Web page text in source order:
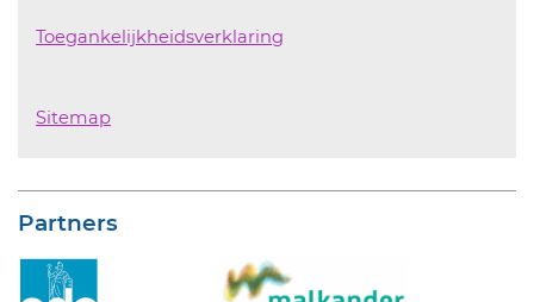
Toegankelijkheidsverklaring
Sitemap
Partners